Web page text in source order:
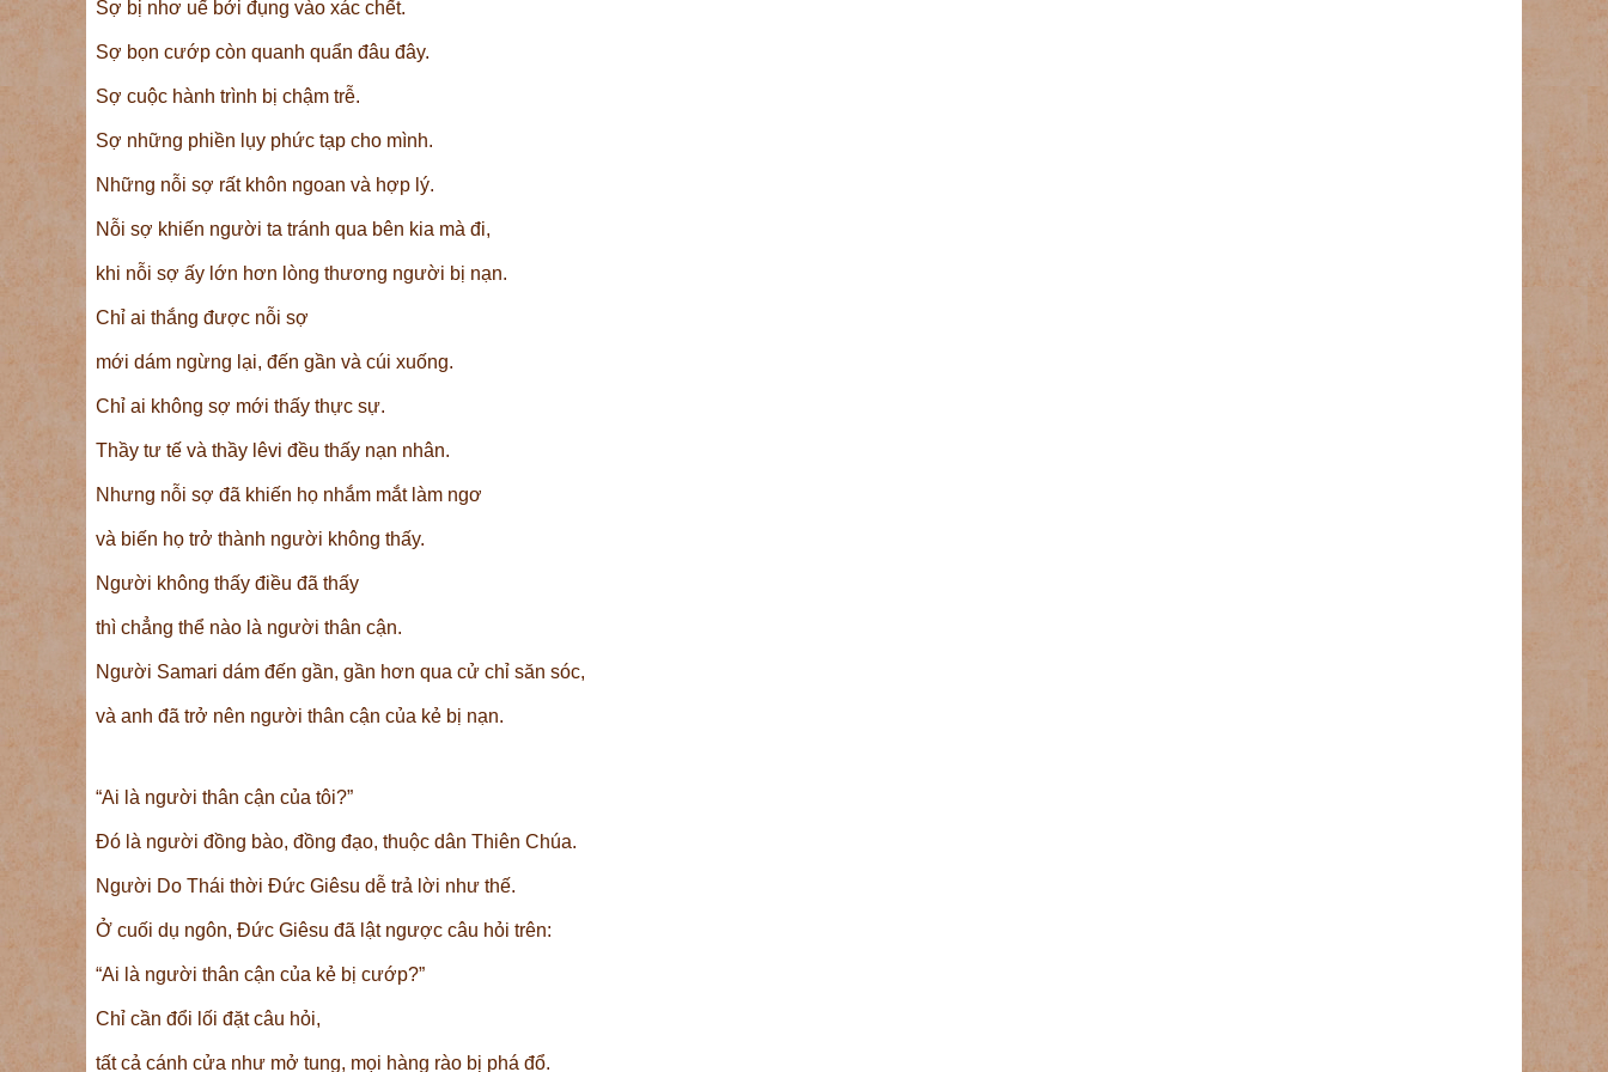
Sợ bị nhơ uế bởi đụng vào xác chết.
Sợ bọn cướp còn quanh quẩn đâu đây.
Sợ cuộc hành trình bị chậm trễ.
Sợ những phiền lụy phức tạp cho mình.
Những nỗi sợ rất khôn ngoan và hợp lý.
Nỗi sợ khiến người ta tránh qua bên kia mà đi,
khi nỗi sợ ấy lớn hơn lòng thương người bị nạn.
Chỉ ai thắng được nỗi sợ
mới dám ngừng lại, đến gần và cúi xuống.
Chỉ ai không sợ mới thấy thực sự.
Thầy tư tế và thầy lêvi đều thấy nạn nhân.
Nhưng nỗi sợ đã khiến họ nhắm mắt làm ngơ
và biến họ trở thành người không thấy.
Người không thấy điều đã thấy
thì chẳng thể nào là người thân cận.
Người Samari dám đến gần, gần hơn qua cử chỉ săn sóc,
và anh đã trở nên người thân cận của kẻ bị nạn.
“Ai là người thân cận của tôi?”
Ðó là người đồng bào, đồng đạo, thuộc dân Thiên Chúa.
Người Do Thái thời Ðức Giêsu dễ trả lời như thế.
Ở cuối dụ ngôn, Ðức Giêsu đã lật ngược câu hỏi trên:
“Ai là người thân cận của kẻ bị cướp?”
Chỉ cần đổi lối đặt câu hỏi,
tất cả cánh cửa như mở tung, mọi hàng rào bị phá đổ.